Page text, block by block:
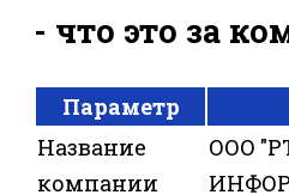
- что это за
Параметр
Название
компании
ООО